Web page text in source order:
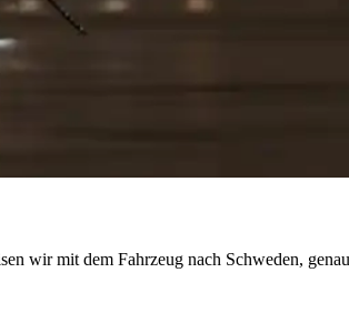
wir mit dem Fahrzeug nach Schweden,